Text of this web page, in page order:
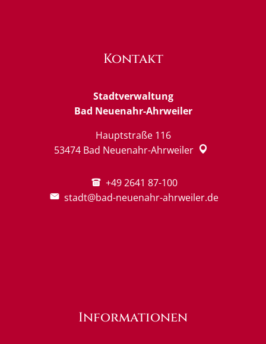
Kontakt
Stadtverwaltung
Bad Neuenahr-Ahrweiler
Hauptstraße 116
53474 Bad Neuenahr-Ahrweiler
+49 2641 87-100
stadt@bad-neuenahr-ahrweiler.de
Informationen